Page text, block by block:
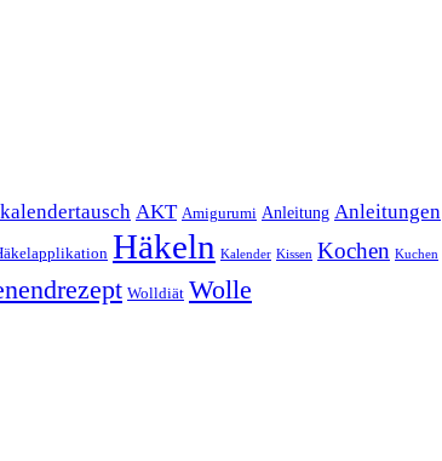
AKT Amigurumi Anleitung Anleitungen
Häkeln Kalender Kissen Kochen Kuchen
Wolldiät Wolle